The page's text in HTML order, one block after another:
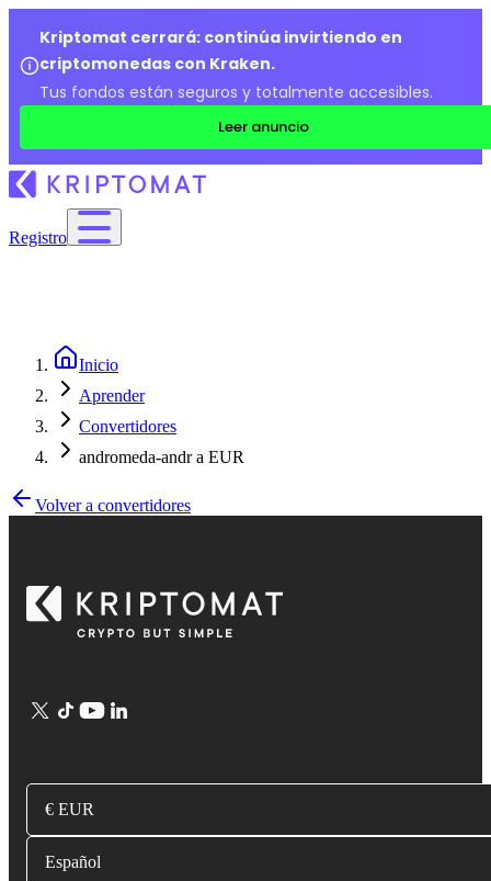
Kriptomat cerrará: continúa invirtiendo en
criptomonedas con Kraken.
Tus fondos están seguros y totalmente accesibles.
Leer anuncio
Registro
Inicio
Aprender
Convertidores
andromeda-andr a EUR
Volver a convertidores
€ EUR
Español